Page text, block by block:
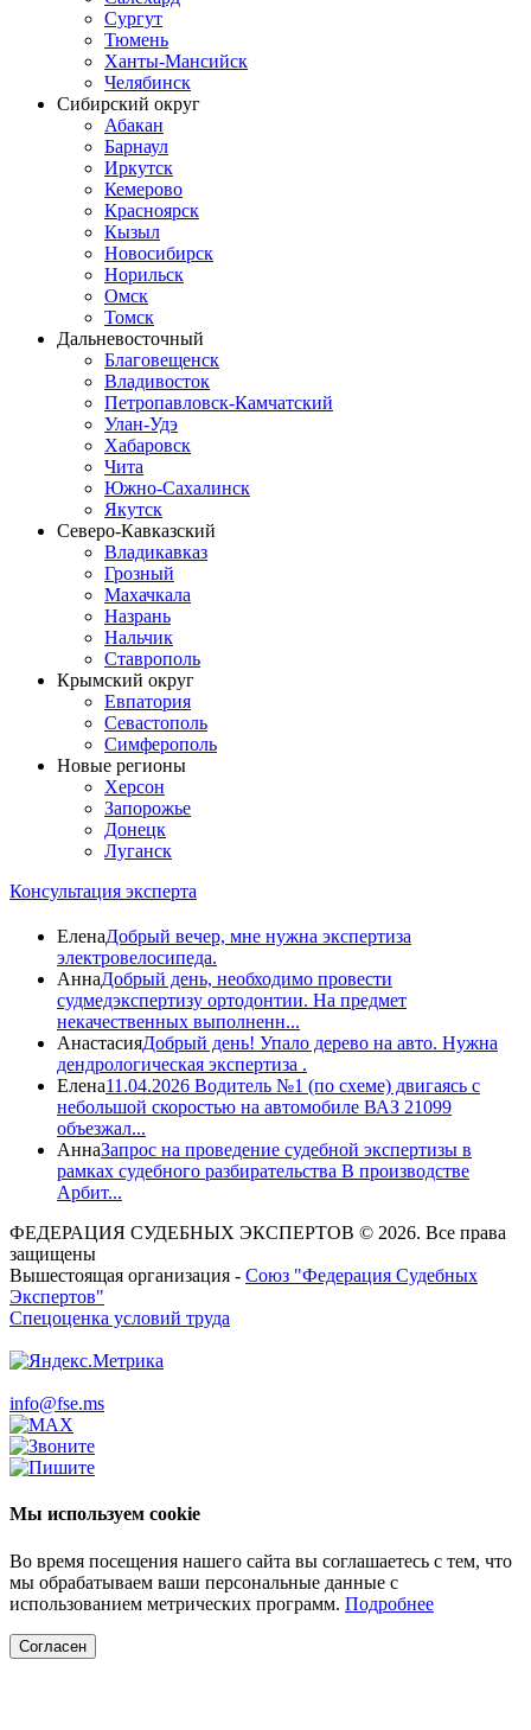
Сургут
Тюмень
Ханты-Мансийск
Челябинск
Сибирский округ
Абакан
Барнаул
Иркутск
Кемерово
Красноярск
Кызыл
Новосибирск
Норильск
Омск
Томск
Дальневосточный
Благовещенск
Владивосток
Петропавловск-Камчатский
Улан-Удэ
Хабаровск
Чита
Южно-Сахалинск
Якутск
Северо-Кавказский
Владикавказ
Грозный
Махачкала
Назрань
Нальчик
Ставрополь
Крымский округ
Евпатория
Севастополь
Симферополь
Новые регионы
Херсон
Запорожье
Донецк
Луганск
Консультация эксперта
ЕленаДобрый вечер, мне нужна экспертиза
электровелосипеда.
АннаДобрый день, необходимо провести
судмедэкспертизу ортодонтии. На предмет
некачественных выполненн...
АнастасияДобрый день! Упало дерево на авто. Нужна
дендрологическая экспертиза .
Елена11.04.2026 Водитель №1 (по схеме) двигаясь с
небольшой скоростью на автомобиле ВАЗ 21099
объезжал...
АннаЗапрос на проведение судебной экспертизы в
рамках судебного разбирательства В производстве
Арбит...
ФЕДЕРАЦИЯ СУДЕБНЫХ ЭКСПЕРТОВ © 2026. Все права
защищены
Вышестоящая организация - Союз "Федерация Судебных
Экспертов"
Спецоценка условий труда
info@fse.ms
Мы используем cookie
Во время посещения нашего сайта вы соглашаетесь с тем, что
мы обрабатываем ваши персональные данные с
использованием метрических программ. Подробнее
Согласен